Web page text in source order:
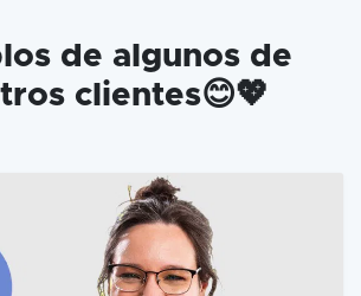
de algunos de
clientes😊💖